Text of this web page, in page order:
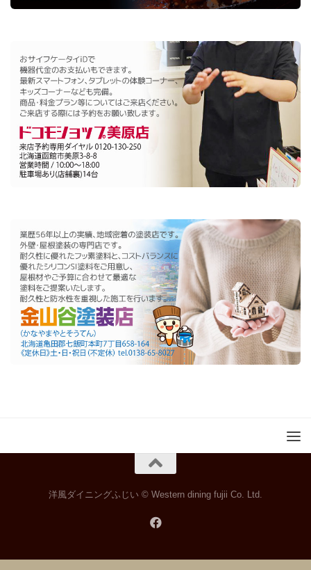
洋風ダイニングふじい © Western dining fujii Co. Ltd.